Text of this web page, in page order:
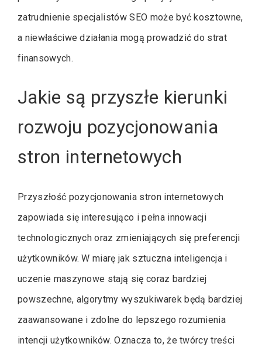
zatrudnienie specjalistów SEO może być kosztowne,
a niewłaściwe działania mogą prowadzić do strat
finansowych.
Jakie są przyszłe kierunki
rozwoju pozycjonowania
stron internetowych
Przyszłość pozycjonowania stron internetowych
zapowiada się interesująco i pełna innowacji
technologicznych oraz zmieniających się preferencji
użytkowników. W miarę jak sztuczna inteligencja i
uczenie maszynowe stają się coraz bardziej
powszechne, algorytmy wyszukiwarek będą bardziej
zaawansowane i zdolne do lepszego rozumienia
intencji użytkowników. Oznacza to, że twórcy treści